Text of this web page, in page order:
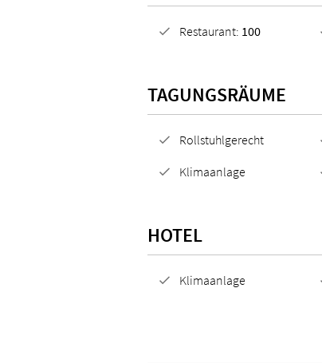
Restaurant: 100
TAGUNGSRÄUME
Rollstuhlgerecht
Klimaanlage
HOTEL
Klimaanlage